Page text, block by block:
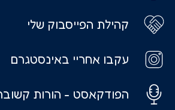
קהילת הפייסבוק שלי
עקבו אחריי באינסטגרם
הפודקאסט - הורות